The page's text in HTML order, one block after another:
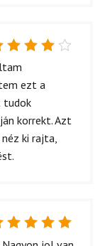
ezt a
tudok
korrekt. Azt
ki rajta,